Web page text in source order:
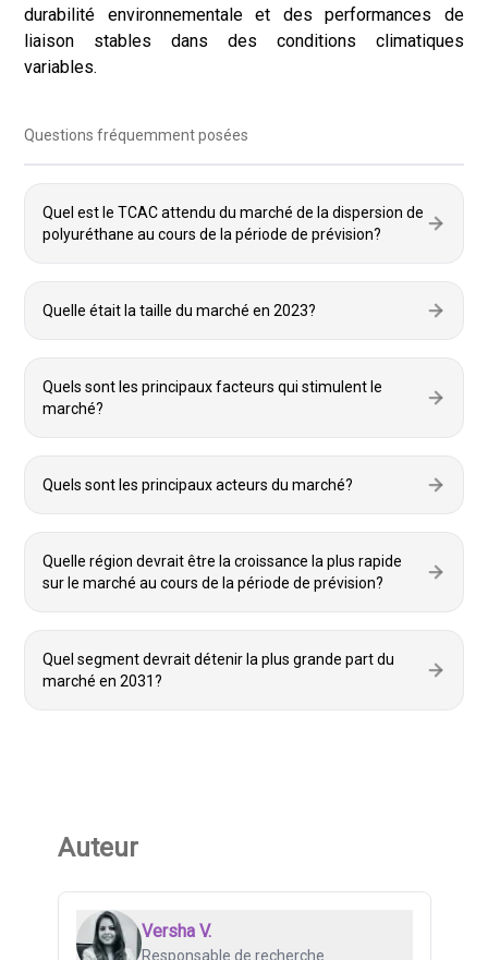
durabilité environnementale et des performances de
liaison stables dans des conditions climatiques
variables.
Questions fréquemment posées
Quel est le TCAC attendu du marché de la dispersion de
polyuréthane au cours de la période de prévision?
Quelle était la taille du marché en 2023?
Quels sont les principaux facteurs qui stimulent le
marché?
Quels sont les principaux acteurs du marché?
Quelle région devrait être la croissance la plus rapide
sur le marché au cours de la période de prévision?
Quel segment devrait détenir la plus grande part du
marché en 2031?
Auteur
Versha V.
Responsable de recherche